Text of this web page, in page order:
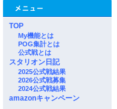
TOP
My機能とは
POG集計とは
公式戦とは
スタリオン日記
2025公式戦結果
2026公式戦募集
2024公式戦結果
amazonキャンペーン